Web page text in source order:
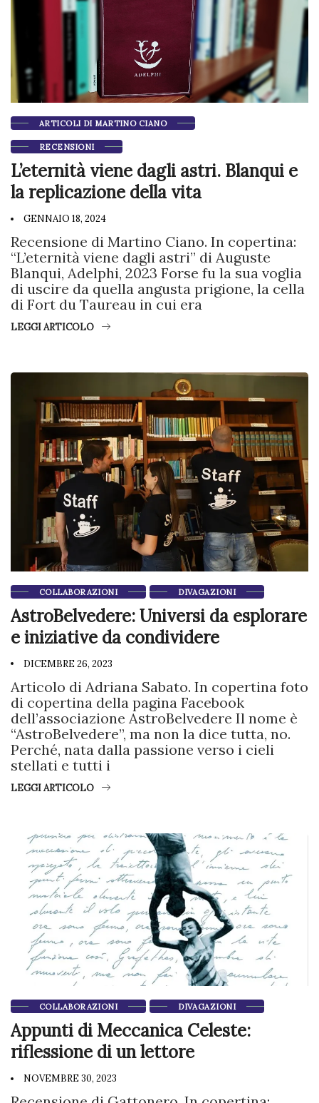
ARTICOLI DI MARTINO CIANO
RECENSIONI
L’eternità viene dagli astri. Blanqui e
la replicazione della vita
GENNAIO 18, 2024
Recensione di Martino Ciano. In copertina:
“L’eternità viene dagli astri” di Auguste
Blanqui, Adelphi, 2023 Forse fu la sua voglia
di uscire da quella angusta prigione, la cella
di Fort du Taureau in cui era
LEGGI ARTICOLO
COLLABORAZIONI DIVAGAZIONI
AstroBelvedere: Universi da esplorare
e iniziative da condividere
DICEMBRE 26, 2023
Articolo di Adriana Sabato. In copertina foto
di copertina della pagina Facebook
dell’associazione AstroBelvedere Il nome è
“AstroBelvedere”, ma non la dice tutta, no.
Perché, nata dalla passione verso i cieli
stellati e tutti i
LEGGI ARTICOLO
COLLABORAZIONI DIVAGAZIONI
Appunti di Meccanica Celeste:
riflessione di un lettore
NOVEMBRE 30, 2023